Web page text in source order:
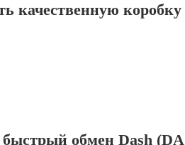
качественную коробку
обмен Dash